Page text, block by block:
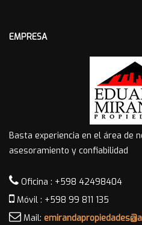
EMPRESA
Basta experiencia en el área de
asesoramiento y confiabilidad
Oficina : +598 42498404
Móvil : +598 99 811 135
Mail: